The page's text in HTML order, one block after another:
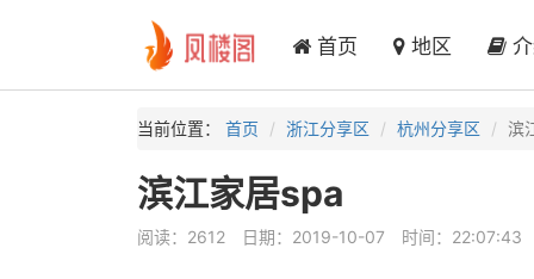
首页 地区 介
当前位置： 首页 浙江分享区 杭州分享区 滨
滨江家居spa
阅读：2612 日期：2019-10-07 时间：22:07:43